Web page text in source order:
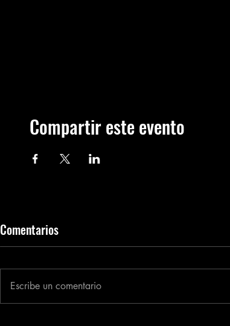
Compartir este evento
Comentarios
Escribe un comentario